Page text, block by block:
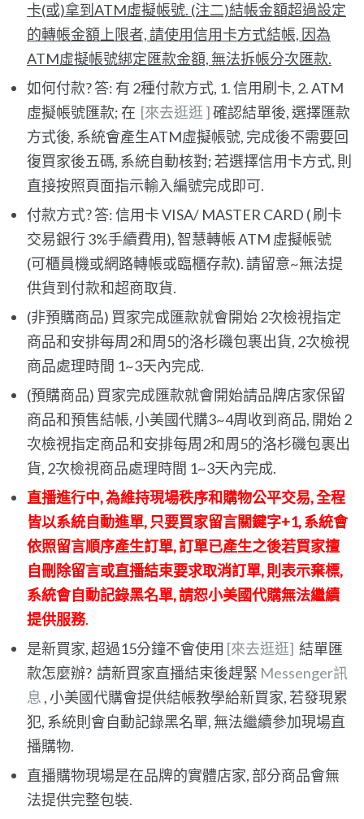
卡(或)拿到ATM虛擬帳號. (注二)結帳金額超過設定
的轉帳金額上限者, 請使用信用卡方式結帳, 因為
ATM虛擬帳號綁定匯款金額, 無法拆帳分次匯款.
如何付款? 答: 有 2種付款方式, 1. 信用刷卡, 2. ATM
虛擬帳號匯款; 在 [來去逛逛 ]確認結單後, 選擇匯款
方式後, 系統會產生ATM虛擬帳號, 完成後不需要回
復買家後五碼, 系統自動核對; 若選擇信用卡方式, 則
直接按照頁面指示輸入編號完成即可.
付款方式? 答: 信用卡 VISA/ MASTER CARD ( 刷卡
交易銀行 3%手續費用), 智慧轉帳 ATM 虛擬帳號
(可櫃員機或網路轉帳或臨櫃存款). 請留意~無法提
供貨到付款和超商取貨.
(非預購商品) 買家完成匯款就會開始 2次檢視指定
商品和安排每周2和周5的洛杉磯包裹出貨, 2次檢視
商品處理時間 1~3天內完成.
(預購商品) 買家完成匯款就會開始請品牌店家保留
商品和預售結帳, 小美國代購3~4周收到商品, 開始 2
次檢視指定商品和安排每周2和周5的洛杉磯包裹出
貨, 2次檢視商品處理時間 1~3天內完成.
直播進行中, 為維持現場秩序和購物公平交易, 全程
皆以系統自動進單, 只要買家留言關鍵字+1, 系統會
依照留言順序產生訂單, 訂單已產生之後若買家擅
自刪除留言或直播結束要求取消訂單, 則表示棄標,
系統會自動記錄黑名單, 請恕小美國代購無法繼續
提供服務.
是新買家, 超過15分鐘不會使用 [來去逛逛] 結單匯
款怎麼辦? 請新買家直播結束後趕緊 Messenger訊
息 , 小美國代購會提供結帳教學給新買家, 若發現累
犯, 系統則會自動記錄黑名單, 無法繼續參加現場直
播購物.
直播購物現場是在品牌的實體店家, 部分商品會無
法提供完整包裝.